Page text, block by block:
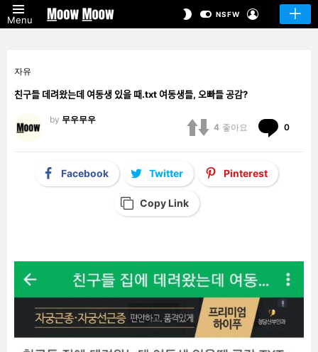
Menu
SWITCHNSFW
자유
친구들 데려왔는데 여동생 있을 때.txt 여동생들, 오빠들 공감?
by 무우무우
4 좋아요 0
Facebook Twitter Pinterest
Copy Link